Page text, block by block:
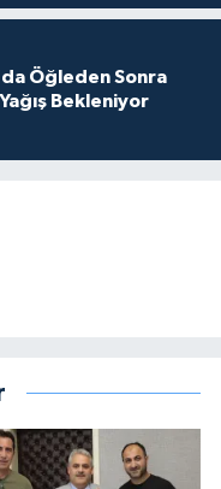
Öğleden Sonra
Bekleniyor